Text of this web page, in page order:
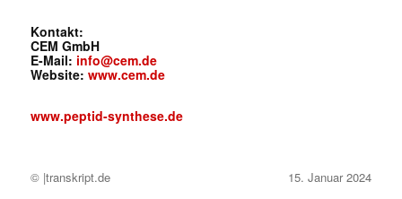
Kontakt:
CEM GmbH
E-Mail: info@cem.de
Website: www.cem.de
www.peptid-synthese.de
© |transkript.de 15. Januar 2024